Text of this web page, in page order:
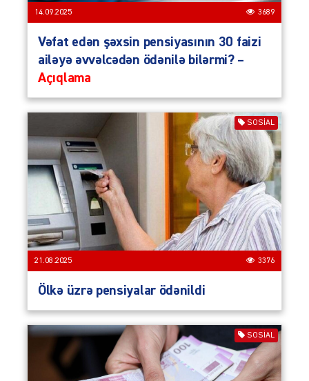
14.09.2025 3689
Vəfat edən şəxsin pensiyasının 30 faizi
ailəyə əvvəlcədən ödənilə bilərmi? –
Açıqlama
SOSIAL
21.08.2025 3376
Ölkə üzrə pensiyalar ödənildi
SOSIAL